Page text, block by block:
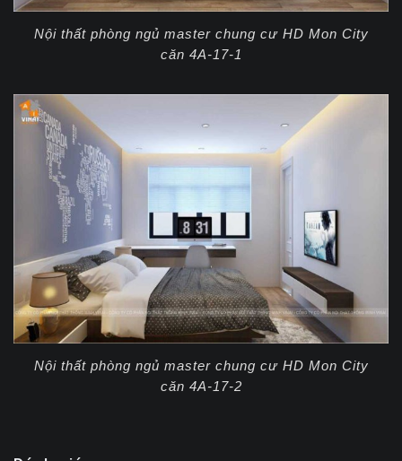
Nội thất phòng ngủ master chung cư HD Mon City
căn 4A-17-1
Nội thất phòng ngủ master chung cư HD Mon City
căn 4A-17-2